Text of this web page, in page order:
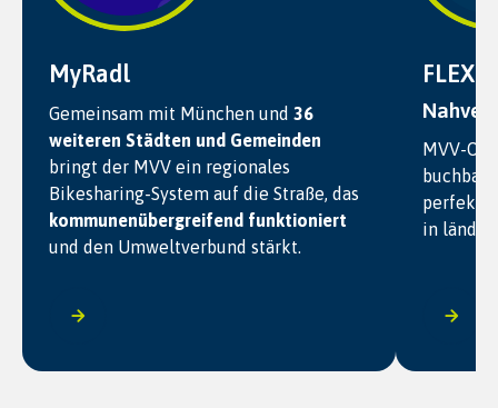
MyRadl
Gemeinsam mit München und 36
weiteren Städten und Gemeinden
bringt der MVV ein regionales
Bikesharing-System auf die Straße, das
kommunenübergreifend funktioniert
und den Umweltverbund stärkt.
FLEX
MVV-
buchbar
perfekte
in